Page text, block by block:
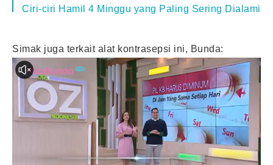
Ciri-ciri Hamil 4 Minggu yang Paling Sering Dialami
Simak juga terkait alat kontrasepsi ini, Bunda: